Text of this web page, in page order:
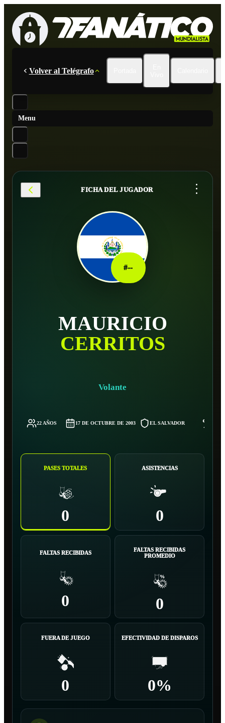
Volver al Telégrafo
Menu
FICHA DEL JUGADOR ...
#--
MAURICIO
CERRITOS
Volante
22 AÑOS 17 DE OCTUBRE DE 2003 EL SALVADOR
PASES TOTALES
0
ASISTENCIAS
0
FALTAS RECIBIDAS
0
FALTAS RECIBIDAS
PROMEDIO
0
FUERA DE JUEGO
0
EFECTIVIDAD DE DISPAROS
0%